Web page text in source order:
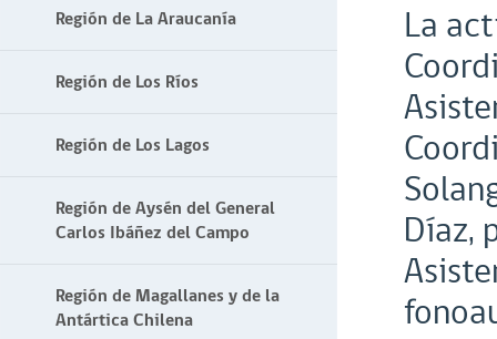
Región de La Araucanía
Región de Los Ríos
Región de Los Lagos
Región de Aysén del General
Carlos Ibáñez del Campo
Región de Magallanes y de la
Antártica Chilena
La
Díaz,